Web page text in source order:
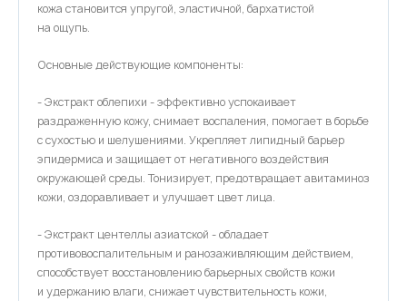
кожа становится упругой, эластичной, бархатистой
на ощупь.
Основные действующие компоненты:
- Экстракт облепихи - эффективно успокаивает
раздраженную кожу, снимает воспаления, помогает в борьбе
с сухостью и шелушениями. Укрепляет липидный барьер
эпидермиса и защищает от негативного воздействия
окружающей среды. Тонизирует, предотвращает авитаминоз
кожи, оздоравливает и улучшает цвет лица.
- Экстракт центеллы азиатской - обладает
противовоспалительным и ранозаживляющим действием,
способствует восстановлению барьерных свойств кожи
и удержанию влаги, снижает чувствительность кожи,